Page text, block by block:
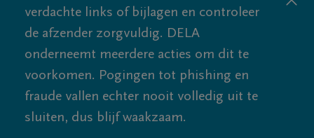
verdachte links of bijlagen en controleer
de afzender zorgvuldig. DELA
onderneemt meerdere acties om dit te
voorkomen. Pogingen tot phishing en
fraude vallen echter nooit volledig uit te
sluiten, dus blijf waakzaam.